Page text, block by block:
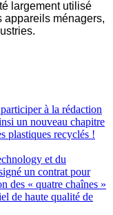
largement utilisé
appareils ménagers,
à la rédaction
un nouveau chapitre
plastiques recyclés !
et du
un contrat pour
des « quatre chaînes »
de haute qualité de